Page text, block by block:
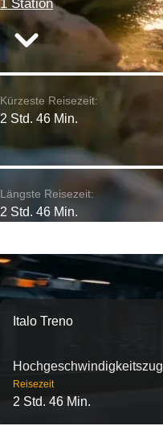
1 Station
Kürzeste Reisezeit:
2 Std. 46 Min.
Längste Reisezeit:
2 Std. 46 Min.
Italo Treno
Hochgeschwindigkeitszug
Reisezeit
2 Std. 46 Min.